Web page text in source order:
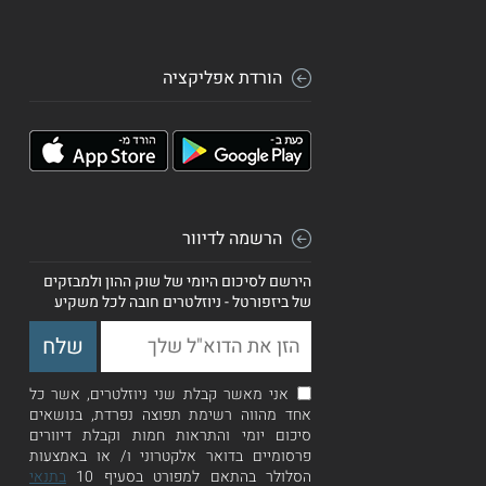
הורדת אפליקציה
הרשמה לדיוור
הירשם לסיכום היומי של שוק ההון ולמבזקים
של ביזפורטל - ניוזלטרים חובה לכל משקיע
אני מאשר קבלת שני ניוזלטרים, אשר כל
אחד מהווה רשימת תפוצה נפרדת, בנושאים
סיכום יומי והתראות חמות וקבלת דיוורים
פרסומיים בדואר אלקטרוני ו/ או באמצעות
הסלולר בהתאם למפורט בסעיף 10
בתנאי